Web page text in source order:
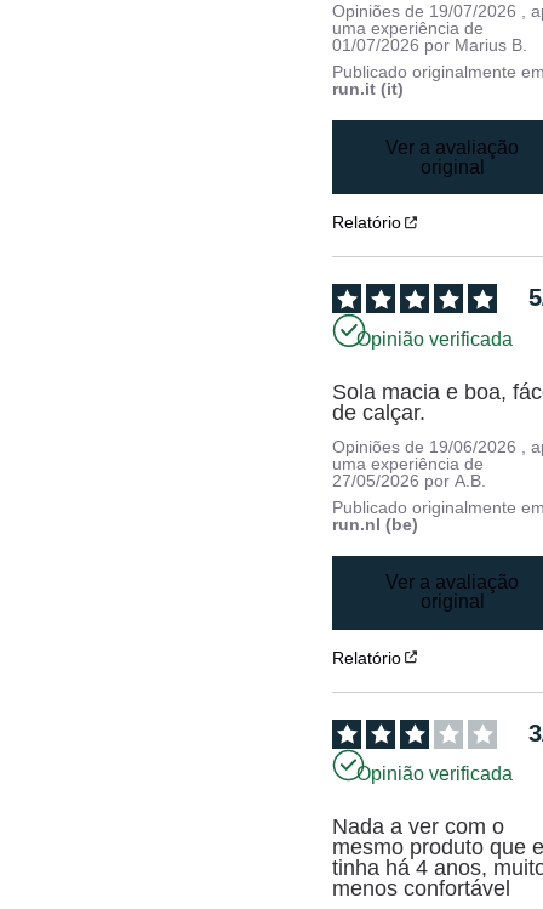
Opiniões de 19/07/2026
,
uma experiência de
01/07/2026 por Marius B.
Publicado originalmente
run.it (it)
Ver a avaliação
original
Relatório
5
Opinião verificada
Sola macia e boa,
de calçar.
Opiniões de 19/06/2026
,
uma experiência de
27/05/2026 porA.B.
Publicado originalmente
run.nl (be)
Ver a avaliação
original
Relatório
3
Opinião verificada
Nada a ver com o
mesmo produto que
tinha há 4 anos,
menos confortável